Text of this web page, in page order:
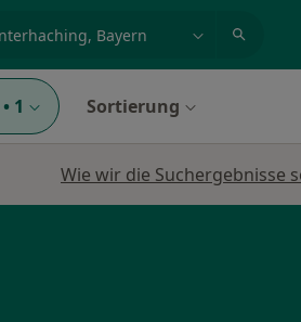
• 1 Sortierung
Wie wir die Suchergebnisse